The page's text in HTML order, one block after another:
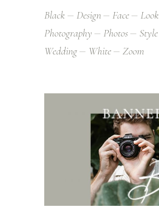
Black Design Face Look
Photography
Photos Style
Wedding
White Zoom